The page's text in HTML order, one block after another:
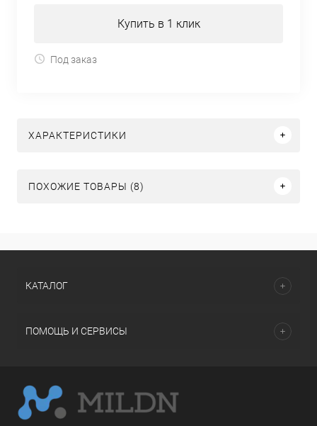
Купить в 1 клик
Под заказ
ХАРАКТЕРИСТИКИ
ПОХОЖИЕ ТОВАРЫ (8)
КАТАЛОГ
ПОМОЩЬ И СЕРВИСЫ